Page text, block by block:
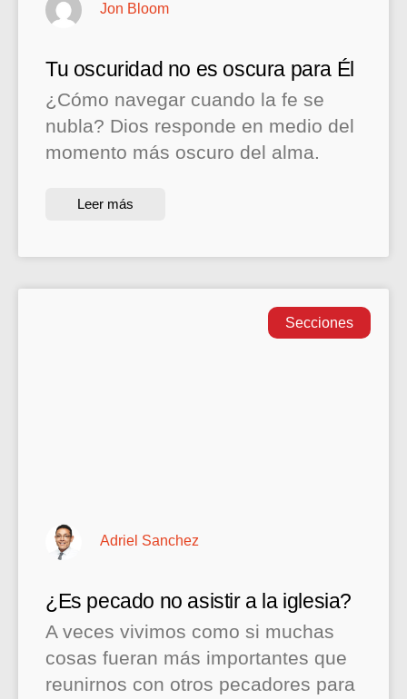
Tu oscuridad no es oscura para Él
¿Cómo navegar cuando la fe se
nubla? Dios responde en medio del
momento más oscuro del alma.
Leer más
Jon Bloom
Secciones
¿Es pecado no asistir a la iglesia?
A veces vivimos como si muchas
cosas fueran más importantes que
reunirnos con otros pecadores para
Adriel Sanchez